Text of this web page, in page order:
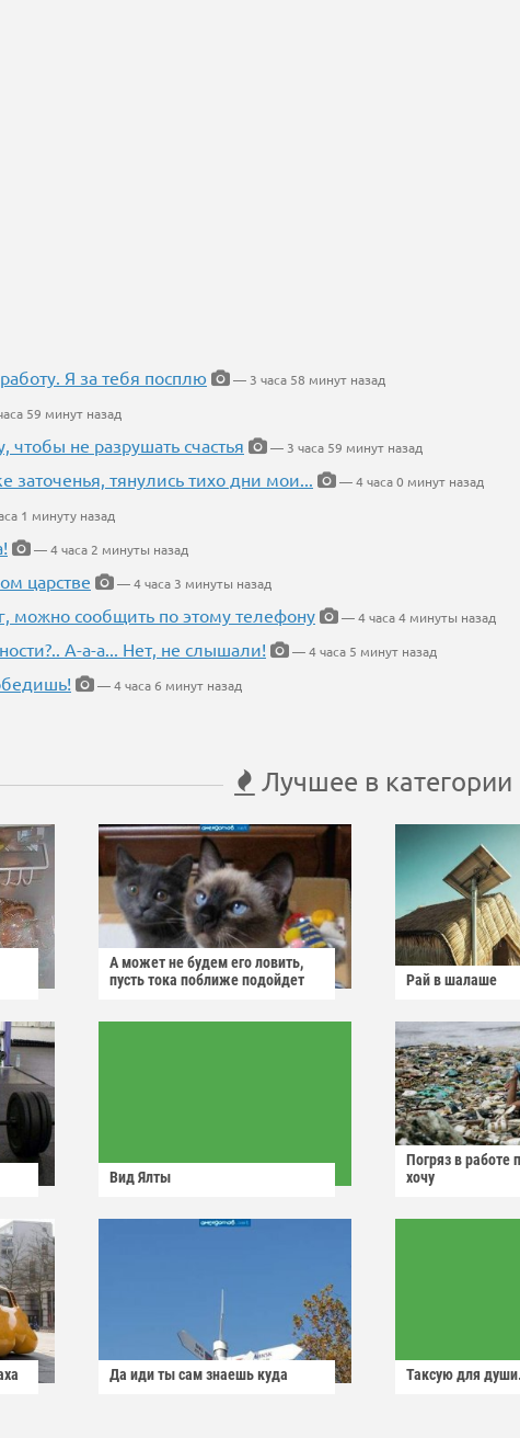
Я за тебя посплю
— 3 часа 58 минут назад
59 минут назад
чтобы не разрушать счастья
— 3 часа 59 минут назад
заточенья, тянулись тихо дни мои...
— 4 часа 0 минут назад
1 минуту назад
— 4 часа 2 минуты назад
царстве
— 4 часа 3 минуты назад
можно сообщить по этому телефону
— 4 часа 4 минуты назад
А-а-а... Нет, не слышали!
— 4 часа 5 минут назад
— 4 часа 6 минут назад
Лучшее в категории
А может не будем его ловить,
пусть тока поближе подойдет
Рай в шалаше
Вид Ялты
Погряз в работе
хочу
Да иди ты сам знаешь куда Таксую для